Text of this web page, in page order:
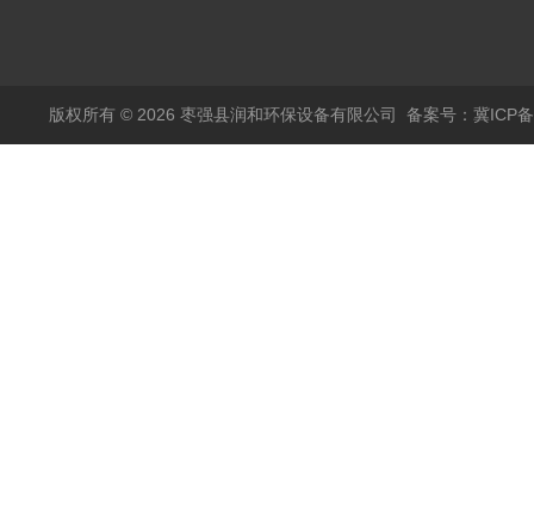
版权所有 © 2026 枣强县润和环保设备有限公司 备案号：冀ICP